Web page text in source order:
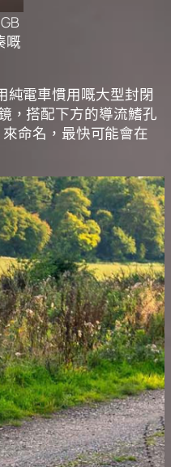
嘅
純電車慣用嘅大型封閉
，搭配下方的導流鰭孔
命名，最快可能會在